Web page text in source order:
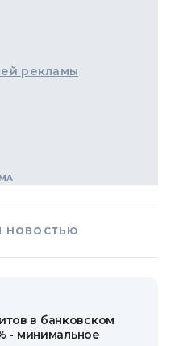
рекламы
НОВОСТЬЮ
в банковском
- минимальное